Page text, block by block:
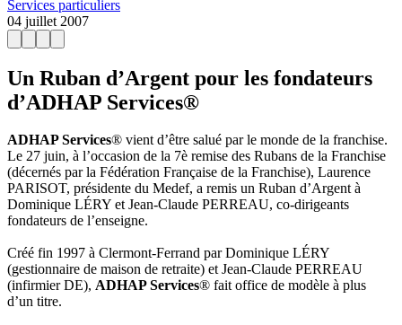
Services particuliers
04 juillet 2007
Un Ruban d’Argent pour les fondateurs
d’ADHAP Services®
ADHAP Services® vient d’être salué par le monde de la franchise.
Le 27 juin, à l’occasion de la 7è remise des Rubans de la Franchise
(décernés par la Fédération Française de la Franchise), Laurence
PARISOT, présidente du Medef, a remis un Ruban d’Argent à
Dominique LÉRY et Jean-Claude PERREAU, co-dirigeants
fondateurs de l’enseigne.
Créé fin 1997 à Clermont-Ferrand par Dominique LÉRY
(gestionnaire de maison de retraite) et Jean-Claude PERREAU
(infirmier DE), ADHAP Services® fait office de modèle à plus
d’un titre.